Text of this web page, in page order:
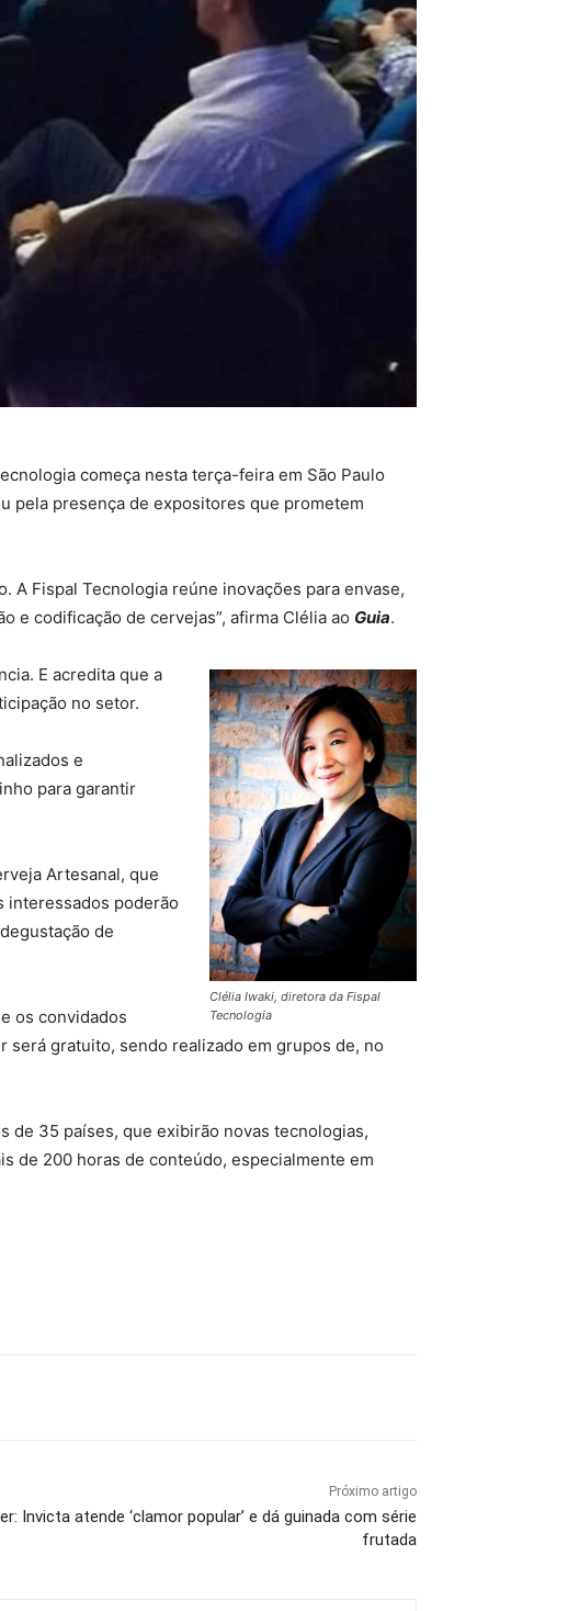
começa nesta terça-feira em São Paulo
pela presença de expositores que prometem
A Fispal Tecnologia reúne inovações para envase,
e codificação de cervejas”, afirma Clélia ao Guia.
Clélia Iwaki, diretora da Fispal
Tecnologia
E acredita que a
no setor.
e
para garantir
Artesanal, que
interessados poderão
de
os convidados
será gratuito, sendo realizado em grupos de, no
de 35 países, que exibirão novas tecnologias,
de 200 horas de conteúdo, especialmente em
Próximo artigo
Invicta atende ‘clamor popular’ e dá guinada com série
frutada